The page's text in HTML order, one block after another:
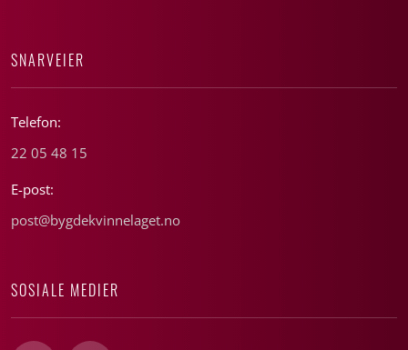
SNARVEIER
Telefon:
22 05 48 15
E-post:
post@bygdekvinnelaget.no
SOSIALE MEDIER